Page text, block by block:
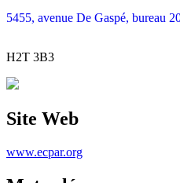
5455, avenue De Gaspé, bureau
H2T 3B3
Site Web
www.ecpar.org